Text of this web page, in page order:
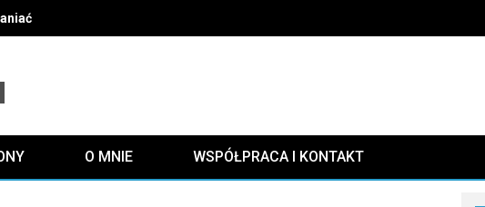
grzejnika i zachować efektywne ogrzewanie oraz estetykę
O MNIE WSPÓŁPRACA I KONTAKT